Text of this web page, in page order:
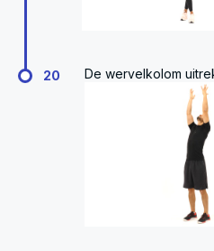
20 De wervelkolom